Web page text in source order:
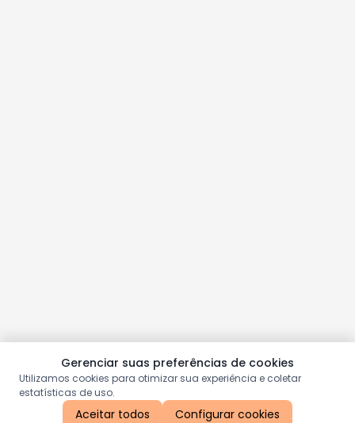
Gerenciar suas preferências de cookies
Utilizamos cookies para otimizar sua experiência e coletar
estatísticas de uso.
Aceitar todos Configurar cookies